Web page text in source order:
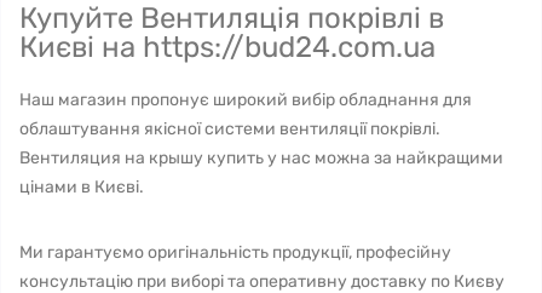
Купуйте Вентиляція покрівлі в
Києві на https://bud24.com.ua
Наш магазин пропонує широкий вибір обладнання для
облаштування якісної системи вентиляції покрівлі.
Вентиляция на крышу купить у нас можна за найкращими
цінами в Києві.
Ми гарантуємо оригінальність продукції, професійну
консультацію при виборі та оперативну доставку по Києву